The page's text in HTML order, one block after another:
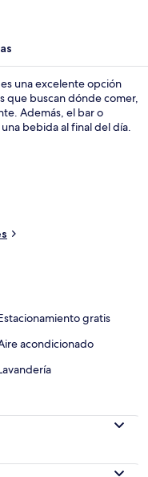
una excelente opción
que buscan dónde comer,
Además, el bar o
bebida al final del día.
gratis
acondicionado